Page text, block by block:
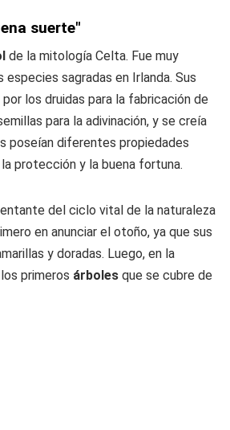
suerte"
de la mitología Celta. Fue muy
especies sagradas en Irlanda. Sus
los druidas para la fabricación de
para la adivinación, y se creía
poseían diferentes propiedades
protección y la buena fortuna.
del ciclo vital de la naturaleza
en anunciar el otoño, ya que sus
y doradas. Luego, en la
primeros árboles que se cubre de